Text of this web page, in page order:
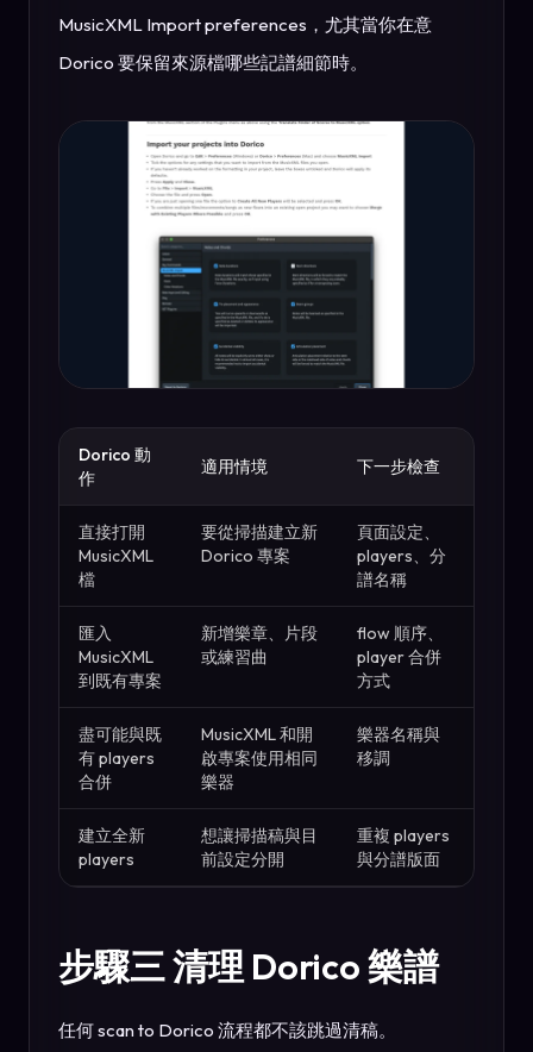
MusicXML Import preferences，尤其當你在意
Dorico 要保留來源檔哪些記譜細節時。
Dorico 動
作
適用情境 下一步檢查
直接打開
MusicXML
檔
要從掃描建立新
Dorico 專案
頁面設定、
players、分
譜名稱
匯入
MusicXML
到既有專案
新增樂章、片段
或練習曲
flow 順序、
player 合併
方式
盡可能與既
有 players
合併
MusicXML 和開
啟專案使用相同
樂器
樂器名稱與
移調
建立全新
players
想讓掃描稿與目
前設定分開
重複 players
與分譜版面
步驟三 清理 Dorico 樂譜
任何 scan to Dorico 流程都不該跳過清稿。